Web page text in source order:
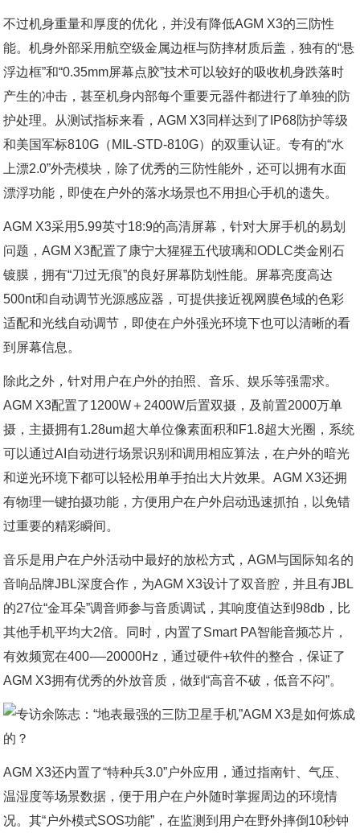
不过机身重量和厚度的优化，并没有降低AGM X3的三防性
能。机身外部采用航空级金属边框与防摔材质后盖，独有的“悬
浮边框”和“0.35mm屏幕点胶”技术可以较好的吸收机身跌落时
产生的冲击，甚至机身内部每个重要元器件都进行了单独的防
护处理。从测试指标来看，AGM X3同样达到了IP68防护等级
和美国军标810G（MIL-STD-810G）的双重认证。专有的“水
上漂2.0”外壳模块，除了优秀的三防性能外，还可以拥有水面
漂浮功能，即使在户外的落水场景也不用担心手机的遗失。
AGM X3采用5.99英寸18:9的高清屏幕，针对大屏手机的易划
问题，AGM X3配置了康宁大猩猩五代玻璃和ODLC类金刚石
镀膜，拥有“刀过无痕”的良好屏幕防划性能。屏幕亮度高达
500nt和自动调节光源感应器，可提供接近视网膜色域的色彩
适配和光线自动调节，即使在户外强光环境下也可以清晰的看
到屏幕信息。
除此之外，针对用户在户外的拍照、音乐、娱乐等强需求。
AGM X3配置了1200W＋2400W后置双摄，及前置2000万单
摄，主摄拥有1.28um超大单位像素面积和F1.8超大光圈，系统
可以通过AI自动进行场景识别和调用相应算法，在户外的暗光
和逆光环境下都可以轻松用单手拍出大片效果。AGM X3还拥
有物理一键拍摄功能，方便用户在户外启动迅速抓拍，以免错
过重要的精彩瞬间。
音乐是用户在户外活动中最好的放松方式，AGM与国际知名的
音响品牌JBL深度合作，为AGM X3设计了双音腔，并且有JBL
的27位“金耳朵”调音师参与音质调试，其响度值达到98db，比
其他手机平均大2倍。同时，内置了Smart PA智能音频芯片，
有效频宽在400-—20000Hz，通过硬件+软件的整合，保证了
AGM X3拥有优秀的外放音质，做到“高音不破，低音不闷”。
AGM X3还内置了“特种兵3.0”户外应用，通过指南针、气压、
温湿度等场景数据，便于用户在户外随时掌握周边的环境情
况。其“户外模式SOS功能”，在监测到用户在野外摔倒10秒钟